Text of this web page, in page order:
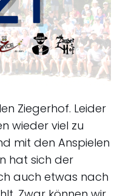
Ziegerhof. Leider
wieder viel zu
mit den Anspielen
hat sich der
auch etwas nach